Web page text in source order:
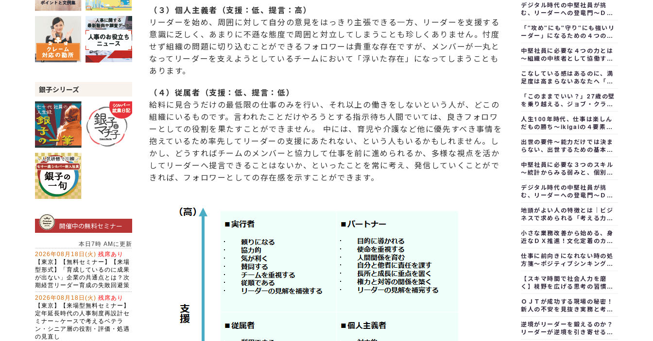
（３）個人主義者（支援：低、提言：高）
リーダーを始め、周囲に対して自分の意見をはっきり主張できる一方、リーダーを支援する
意識に乏しく、あまりに不遜な態度で周囲と対立してしまうことも珍しくありません。忖度
せず組織の問題に切り込むことができるフォロワーは貴重な存在ですが、メンバーが一丸と
なってリーダーを支えようとしているチームにおいて「浮いた存在」になってしまうことも
あります。
（４）従属者（支援：低、提言：低）
給料に見合うだけの最低限の仕事のみを行い、それ以上の働きをしないという人が、どこの
組織にいるものです。言われたことだけやろうとする指示待ち人間でいては、良きフォロワ
ーとしての役割を果たすことができません。 中には、育児や介護など他に優先すべき事情を
抱えているため率先してリーダーの支援にあたれない、という人もいるかもしれません。し
かし、どうすればチームのメンバーと協力して仕事を前に進められるか、多様な視点を活か
してリーダーへ提言できることはないか、といったことを常に考え、発信していくことがで
きれば、フォロワーとしての存在感を示すことができます。
銀子シリーズ
開催中の無料セミナー
デジタル時代の中堅社員が挑
む、リーダーへの登竜門～ＤＸ
「"攻め"にも"守り"にも強いリ
ーダー」になるための４つの課
中堅社員に必要な４つの力とは
～組織の中核者として協働する
こなしている感はあるのに、満
足度は高まらないあなたへ「仕
フティング入門
「このままでいい？」27歳の壁
を乗り越える、ジョブ・クラフ
人生100年時代、仕事は楽しん
だもの勝ち～ikigaiの４要素を
出世の要件～能力だけでは決ま
らない、出世するための基本ル
件１
中堅社員に必要な３つのスキル
～統計からみる弱みと、個別ア
デジタル時代の中堅社員が挑
む、リーダーへの登竜門～ＤＸ
地頭がよい人の特徴とは｜ビジ
ネスで求められる「考える力」
小さな業務改善から始める、身
近なＤＸ推進！文化定着のカギ
タ整理・Excel・情報活用」
仕事に前向きになれない時の処
方箋～ポジティブシンキングの
【スキマ時間で社会人力を磨
く】視野を広げる思考の習慣～
ＯＪＴが成功する現場の秘密！
新人の不安を見抜き実務と考え
逆境がリーダーを鍛えるのか？
リーダーが逆境を引き寄せるの